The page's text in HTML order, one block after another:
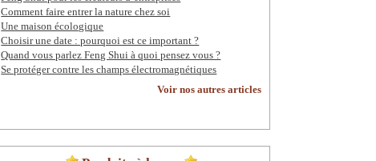
Comment faire entrer la nature chez soi
Une maison écologique
Choisir une date : pourquoi est ce important ?
Quand vous parlez Feng Shui à quoi pensez vous ?
Se protéger contre les champs électromagnétiques
Voir nos autres articles